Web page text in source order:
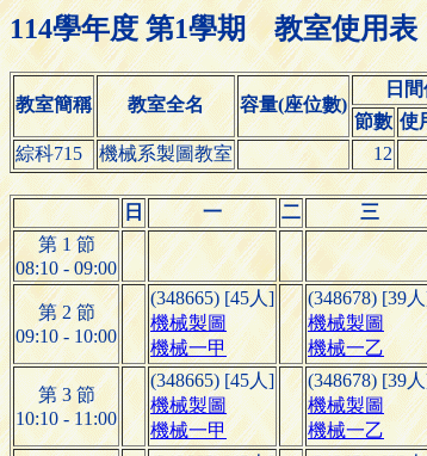
114學年度 第1學期 教室使用表
教室簡稱 教室全名 容量(座位數)
日
節數 使
綜科715
機械系製圖教室 12
日 一 二 三
第 1 節
08:10 - 09:00
第 2 節
09:10 - 10:00
(348665) [45人]
機械製圖
機械一甲
(348678) [39
機械製圖
機械一乙
第 3 節
10:10 - 11:00
(348665) [45人]
機械製圖
機械一甲
(348678) [39
機械製圖
機械一乙